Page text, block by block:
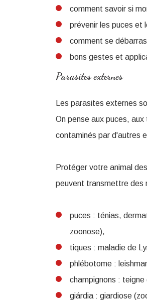
comment savoir si
prévenir les puces et
comment se
bons gestes et
Parasites externes
Les parasites externes
On pense aux puces,
contaminés par d'autres
Protéger votre animal
peuvent transmettre des
puces : ténias,
zoonose),
tiques : maladie de
phlébotome :
champignons : teigne
giárdia : giardiose